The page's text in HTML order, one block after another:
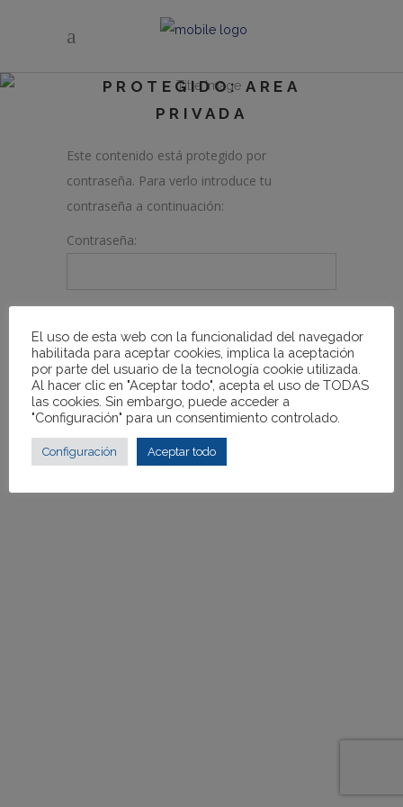
PROTEGIDO: AREA
PRIVADA
Este contenido está protegido por
contraseña. Para verlo introduce tu
contraseña a continuación:
Contraseña:
El uso de esta web con la funcionalidad del navegador
habilitada para aceptar cookies, implica la aceptación
por parte del usuario de la tecnología cookie utilizada.
Al hacer clic en "Aceptar todo", acepta el uso de TODAS
las cookies. Sin embargo, puede acceder a
"Configuración" para un consentimiento controlado.
Configuración Aceptar todo